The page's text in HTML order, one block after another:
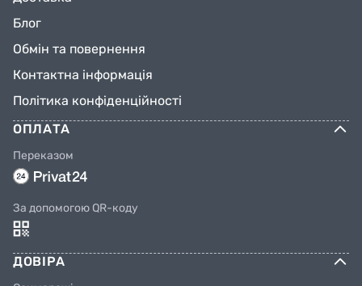
Блог
Обмін та повернення
Контактна інформація
Політика конфіденційності
ОПЛАТА
Переказом
За допомогою QR-коду
ДОВІРА